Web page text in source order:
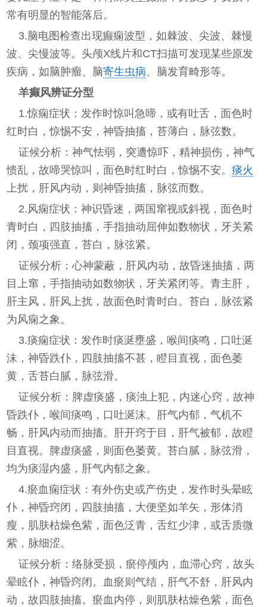
常有明显的智能落后。
3.脑电图检查出现癫痫波型，如棘波、尖波、棘慢
波、尖慢波等。头颅X线片和CT扫描可发现某些原发
疾病，如脑肿瘤、脑寄生虫病、脑发育畸形等。
羊癫风辨证分型
1.惊痫症状：发作时惊叫急啼，或有吐舌，面色时
红时白，惊惕不安，神昏抽搐，苔薄白，脉弦数。
证候分析：神气怯弱，突遭惊吓，精神损伤，神气
愦乱，故啼哭惊叫，面色时红时白，惊惕不安。痰火
上扰，肝风内动，则神昏抽搐，脉弦而数。
2.风痫症状：神识昏迷，两国窜视或斜视，面色时
青时白，四肢抽搐，手指抽动屈伸如数物状，牙关紧
闭，颈项强直，苔白，脉弦紧。
证候分析：心神蒙蔽，肝风内动，故昏迷抽搐，两
目上窜，手指抽动如数物状，牙关紧闭等。青主肝，
肝主风，肝风上扰，故面色时青时白。苔白，脉弦紧
为风痫之象。
3.痰痫症状：发作时痰涎壅盛，喉间痰鸣，口吐涎
沫，神昏跌仆，四肢抽搐不甚，瞪目直视，面色萎
黄，舌苔白腻，脉弦滑。
证候分析：脾虚痰盛，痰浊上犯，内迷心窍，故神
昏跌仆，喉间痰鸣，口吐涎沫。肝气内郁，气机不
畅，肝风内动而抽搐。肝开窍于目，肝气被郁，故瞪
目直视。脾虚痰盛，则面色萎黄。苔白腻，脉弦滑，
均为痰湿内盛，肝气内郁之象。
4.瘀血痫症状：有外伤史或产伤史，发作时头晕眩
仆，神昏窍闭，四肢抽搐，大便坚如羊矢，形体消
瘦，肌肤枯燥色紫，面色泛青，舌红少津，或舌质微
紫，脉细涩。
证候分析：络脉受损，瘀停颅内，血滞心窍，故头
晕眩仆，神昏窍闭。血瘀则气结，肝气不舒，肝风内
动，故四肢抽搐。瘀血内停，则肌肤枯燥色紫，面色